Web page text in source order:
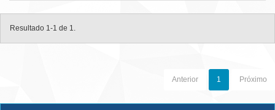
Resultado 1-1 de 1.
Anterior 1 Próximo